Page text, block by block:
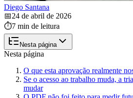
Diego Santana
📅24 de abril de 2026
⏱️7 min de leitura
Nesta página
Nesta página
O que esta aprovação realmente
Se o acesso ao trabalho muda, a
mudar